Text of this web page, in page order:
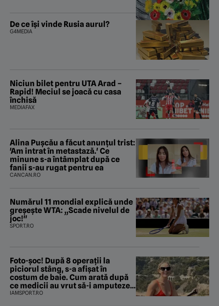
De ce își vinde Rusia aurul?
G4MEDIA
Niciun bilet pentru UTA Arad –
Rapid! Meciul se joacă cu casa
închisă
MEDIAFAX
Alina Pușcău a făcut anunțul trist:
'Am intrat în metastază.' Ce
minune s-a întâmplat după ce
fanii s-au rugat pentru ea
CANCAN.RO
Numărul 11 mondial explică unde
greșește WTA: „Scade nivelul de
joc!"
SPORT.RO
Foto-șoc! După 8 operații la
piciorul stâng, s-a afișat în
costum de baie. Cum arată după
ce medicii au vrut să-i amputeze
piciorul
IAMSPORT.RO